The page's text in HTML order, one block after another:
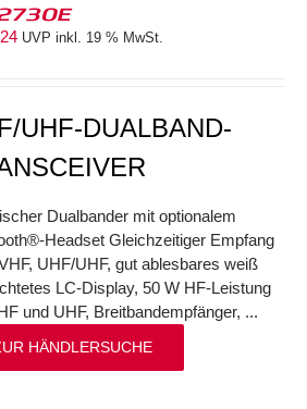
UVP inkl. 19 % MwSt.
UHF-DUALBAND-
Dualbander mit optionalem
Headset Gleichzeitiger Empfang
UHF/UHF, gut ablesbares weiß
LC-Display, 50 W HF-Leistung
und UHF, Breitbandempfänger, ...
HÄNDLERSUCHE